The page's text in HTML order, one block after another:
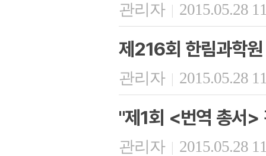
관리자 | 2015.05.28
제216회 한림과학
관리자 | 2015.05.28
"제1회 <번역 총서>
관리자 | 2015.05.28